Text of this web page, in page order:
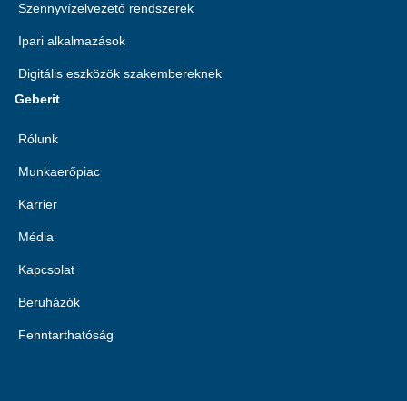
Szennyvízelvezető rendszerek
Ipari alkalmazások
Digitális eszközök szakembereknek
Geberit
Rólunk
Munkaerőpiac
Karrier
Média
Kapcsolat
Beruházók
Fenntarthatóság